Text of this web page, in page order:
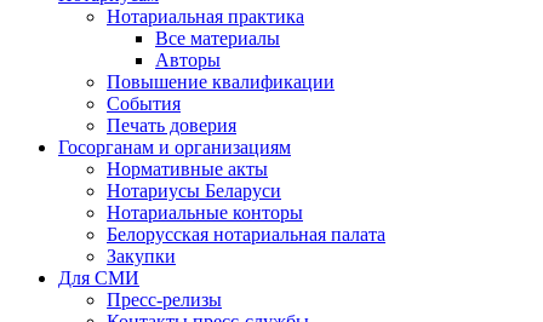
Нотариальная практика
Все материалы
Авторы
Повышение квалификации
События
Печать доверия
Госорганам и организациям
Нормативные акты
Нотариусы Беларуси
Нотариальные конторы
Белорусская нотариальная палата
Закупки
Для СМИ
Пресс-релизы